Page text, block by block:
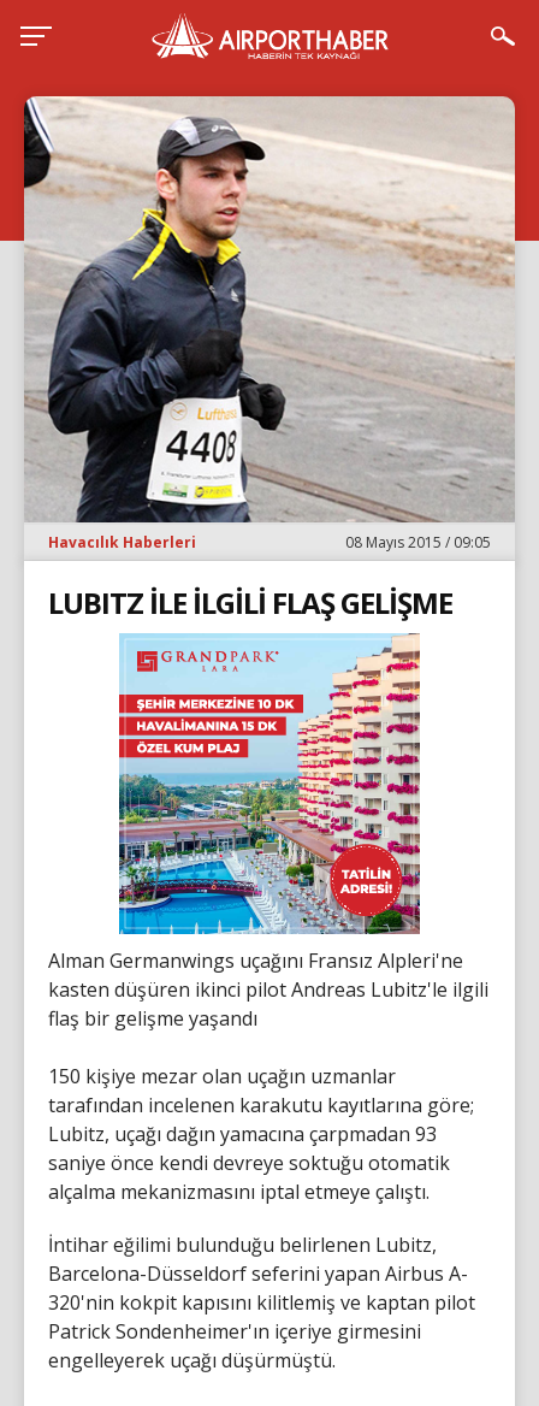
Havacılık Haberleri 08 Mayıs 2015 / 09:05
LUBITZ İLE İLGİLİ FLAŞ GELİŞME
Alman Germanwings uçağını Fransız Alpleri'ne
kasten düşüren ikinci pilot Andreas Lubitz'le ilgili
flaş bir gelişme yaşandı
150 kişiye mezar olan uçağın uzmanlar
tarafından incelenen karakutu kayıtlarına göre;
Lubitz, uçağı dağın yamacına çarpmadan 93
saniye önce kendi devreye soktuğu otomatik
alçalma mekanizmasını iptal etmeye çalıştı.
İntihar eğilimi bulunduğu belirlenen Lubitz,
Barcelona-Düsseldorf seferini yapan Airbus A-
320'nin kokpit kapısını kilitlemiş ve kaptan pilot
Patrick Sondenheimer'ın içeriye girmesini
engelleyerek uçağı düşürmüştü.